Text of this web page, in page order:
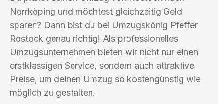
Norrköping und möchtest gleichzeitig Geld
sparen? Dann bist du bei Umzugskönig Pfeffer
Rostock genau richtig! Als professionelles
Umzugsunternehmen bieten wir nicht nur einen
erstklassigen Service, sondern auch attraktive
Preise, um deinen Umzug so kostengünstig wie
möglich zu gestalten.